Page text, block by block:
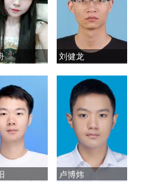
刘健龙
卢博炜